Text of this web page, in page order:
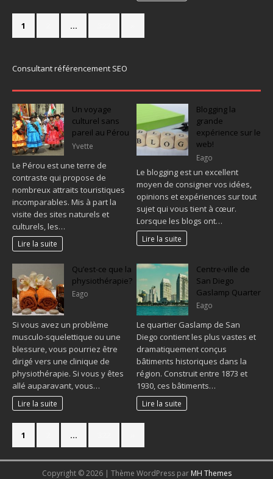
1 …
Consultant référencement SEO
Un voyage
culturel sans
pareil au Pérou
Yvette
Le Pérou est une terre de
contraste qui propose de
nombreux attraits touristiques
incomparables. Mis à part la
visite des sites naturels et
culturels, les…
Lire la suite
Blogging la
grande
expérience sur le
web!
Eago
Le blogging est un excellent
moyen de consigner vos idées,
opinions et expériences sur tout
sujet qui vous tient à cœur.
Lorsque les blogs ont…
Lire la suite
Qu’est-ce que la
physiothérapie?
Eago
Si vous avez un problème
musculo-squelettique ou une
blessure, vous pourriez être
dirigé vers une clinique de
physiothérapie. Si vous y êtes
allé auparavant, vous…
Lire la suite
Centre-ville de
San Diego
Gaslamp Quarter
Eago
Le quartier Gaslamp de San
Diego contient les plus vastes et
dramatiquement conçus
bâtiments historiques dans la
région. Construit entre 1873 et
1930, ces bâtiments…
Lire la suite
1 …
Copyright © 2026 | Thème WordPress par MH Themes